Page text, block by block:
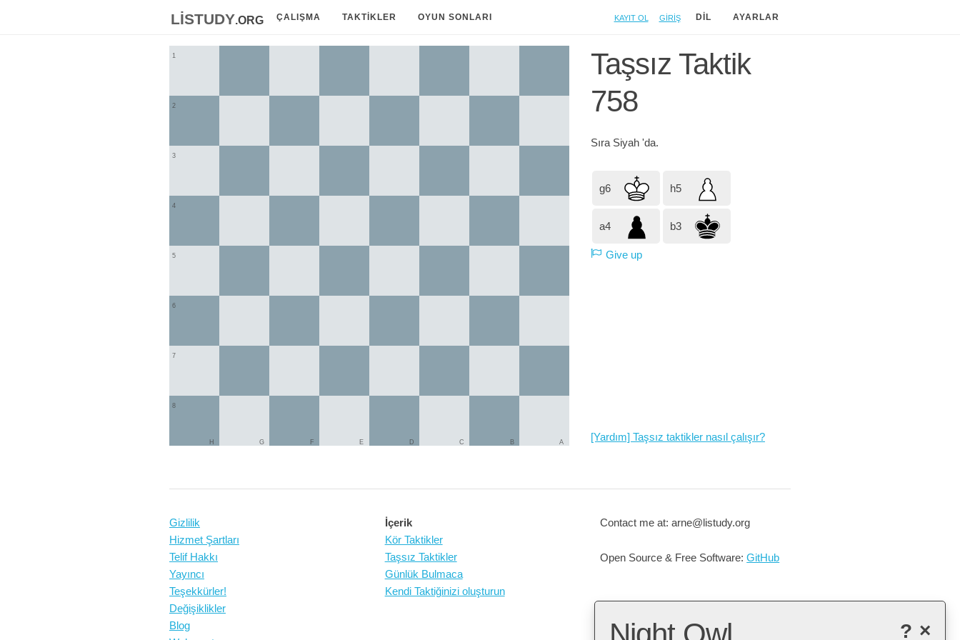
listudy.org ÇALIŞMA TAKTIKLER OYUN SONLARI Kayıt ol Giriş DIL AYARLAR
1
2
3
4
5
6
7
8
A
B
C
D
E
F
G
H
Taşsız Taktik
758
Sıra Siyah 'da.
g6 h5
a4 b3
Give up
[Yardım] Taşsız taktikler nasıl çalışır?
Gizlilik
Hizmet Şartları
Telif Hakkı
Yayıncı
Teşekkürler!
Değişiklikler
Blog
İçerik
Kör Taktikler
Taşsız Taktikler
Günlük Bulmaca
Kendi Taktiğinizi oluşturun
Contact me at: arne@listudy.org
Open Source & Free Software:GitHub
×
?